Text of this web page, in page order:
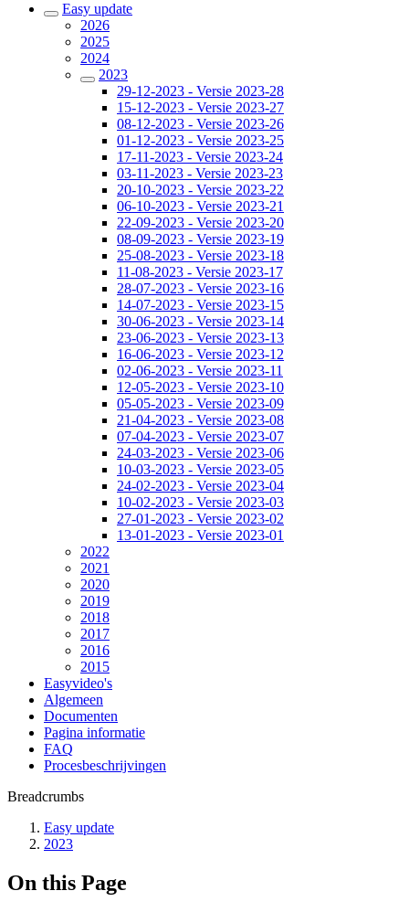
Easy update
2026
2025
2024
2023
29-12-2023 - Versie 2023-28
15-12-2023 - Versie 2023-27
08-12-2023 - Versie 2023-26
01-12-2023 - Versie 2023-25
17-11-2023 - Versie 2023-24
03-11-2023 - Versie 2023-23
20-10-2023 - Versie 2023-22
06-10-2023 - Versie 2023-21
22-09-2023 - Versie 2023-20
08-09-2023 - Versie 2023-19
25-08-2023 - Versie 2023-18
11-08-2023 - Versie 2023-17
28-07-2023 - Versie 2023-16
14-07-2023 - Versie 2023-15
30-06-2023 - Versie 2023-14
23-06-2023 - Versie 2023-13
16-06-2023 - Versie 2023-12
02-06-2023 - Versie 2023-11
12-05-2023 - Versie 2023-10
05-05-2023 - Versie 2023-09
21-04-2023 - Versie 2023-08
07-04-2023 - Versie 2023-07
24-03-2023 - Versie 2023-06
10-03-2023 - Versie 2023-05
24-02-2023 - Versie 2023-04
10-02-2023 - Versie 2023-03
27-01-2023 - Versie 2023-02
13-01-2023 - Versie 2023-01
2022
2021
2020
2019
2018
2017
2016
2015
Easyvideo's
Algemeen
Documenten
Pagina informatie
FAQ
Procesbeschrijvingen
Breadcrumbs
Easy update
2023
On this Page